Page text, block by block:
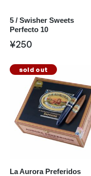
5 / Swisher Sweets
Perfecto 10
¥250
sold out
La Aurora Preferidos